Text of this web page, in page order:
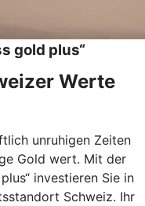
gold plus“
Werte
unruhigen Zeiten
Gold wert. Mit der
investieren Sie in
Schweiz. Ihr